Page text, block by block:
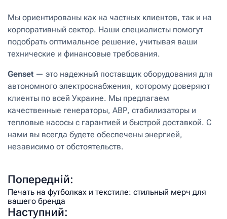
Мы ориентированы как на частных клиентов, так и на
корпоративный сектор. Наши специалисты помогут
подобрать оптимальное решение, учитывая ваши
технические и финансовые требования.
Genset — это надежный поставщик оборудования для
автономного электроснабжения, которому доверяют
клиенты по всей Украине. Мы предлагаем
качественные генераторы, АВР, стабилизаторы и
тепловые насосы с гарантией и быстрой доставкой. С
нами вы всегда будете обеспечены энергией,
независимо от обстоятельств.
Попередній:
Печать на футболках и текстиле: стильный мерч для
вашего бренда
Наступний: